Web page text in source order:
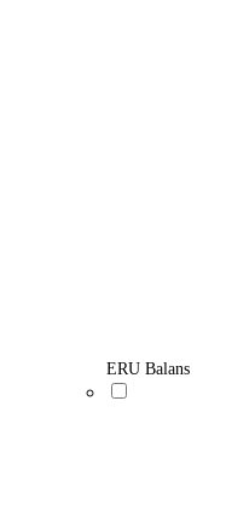
ERU Balans